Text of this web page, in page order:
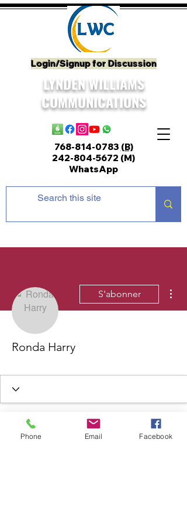
Login/Signup for Discussion
LYNDEN WILLIAMS
COMMUNICATIONS
768-814-0783 (B)
242-804-5672 (M)
WhatsApp
S'abonner
Ronda Harry
Phone Email Facebook